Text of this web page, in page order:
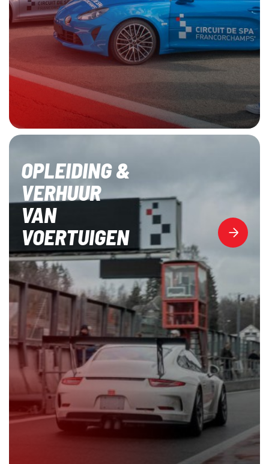
OPLEIDING &
VERHUUR
VAN
VOERTUIGEN